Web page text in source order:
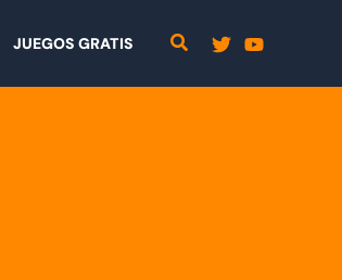
JUEGOS GRATIS